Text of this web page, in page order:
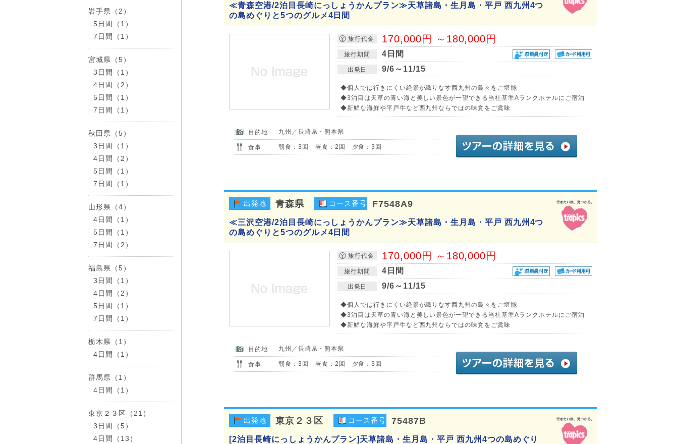
≪青森空港/2泊目長崎にっしょうかんプラン≫天草諸島・生月島・平戸 西九州4つ
の島めぐりと5つのグルメ4日間
旅行代金 170,000円 ～180,000円
旅行期間 4日間
出発日 9/6～11/15
◆個人では行きにくい絶景が織りなす西九州の島々をご堪能
◆3泊目は天草の青い海と美しい景色が一望できる当社基準Aランクホテルにご宿泊
◆新鮮な海鮮や平戸牛など西九州ならではの味覚をご賞味
目的地 九州／長崎県・熊本県
食事 朝食：3回 昼食：2回 夕食：3回
出発地 青森県 コース番号 F7548A9
≪三沢空港/2泊目長崎にっしょうかんプラン≫天草諸島・生月島・平戸 西九州4つ
の島めぐりと5つのグルメ4日間
旅行代金 170,000円 ～180,000円
旅行期間 4日間
出発日 9/6～11/15
◆個人では行きにくい絶景が織りなす西九州の島々をご堪能
◆3泊目は天草の青い海と美しい景色が一望できる当社基準Aランクホテルにご宿泊
◆新鮮な海鮮や平戸牛など西九州ならではの味覚をご賞味
目的地 九州／長崎県・熊本県
食事 朝食：3回 昼食：2回 夕食：3回
出発地 東京２３区 コース番号 75487B
[2泊目長崎にっしょうかんプラン]天草諸島・生月島・平戸 西九州4つの島めぐり
岩手県（2）
5日間（1）
7日間（1）
宮城県（5）
3日間（1）
4日間（2）
5日間（1）
7日間（1）
秋田県（5）
3日間（1）
4日間（2）
5日間（1）
7日間（1）
山形県（4）
4日間（1）
5日間（1）
7日間（2）
福島県（5）
3日間（1）
4日間（2）
5日間（1）
7日間（1）
栃木県（1）
4日間（1）
群馬県（1）
4日間（1）
東京２３区（21）
3日間（5）
4日間（13）